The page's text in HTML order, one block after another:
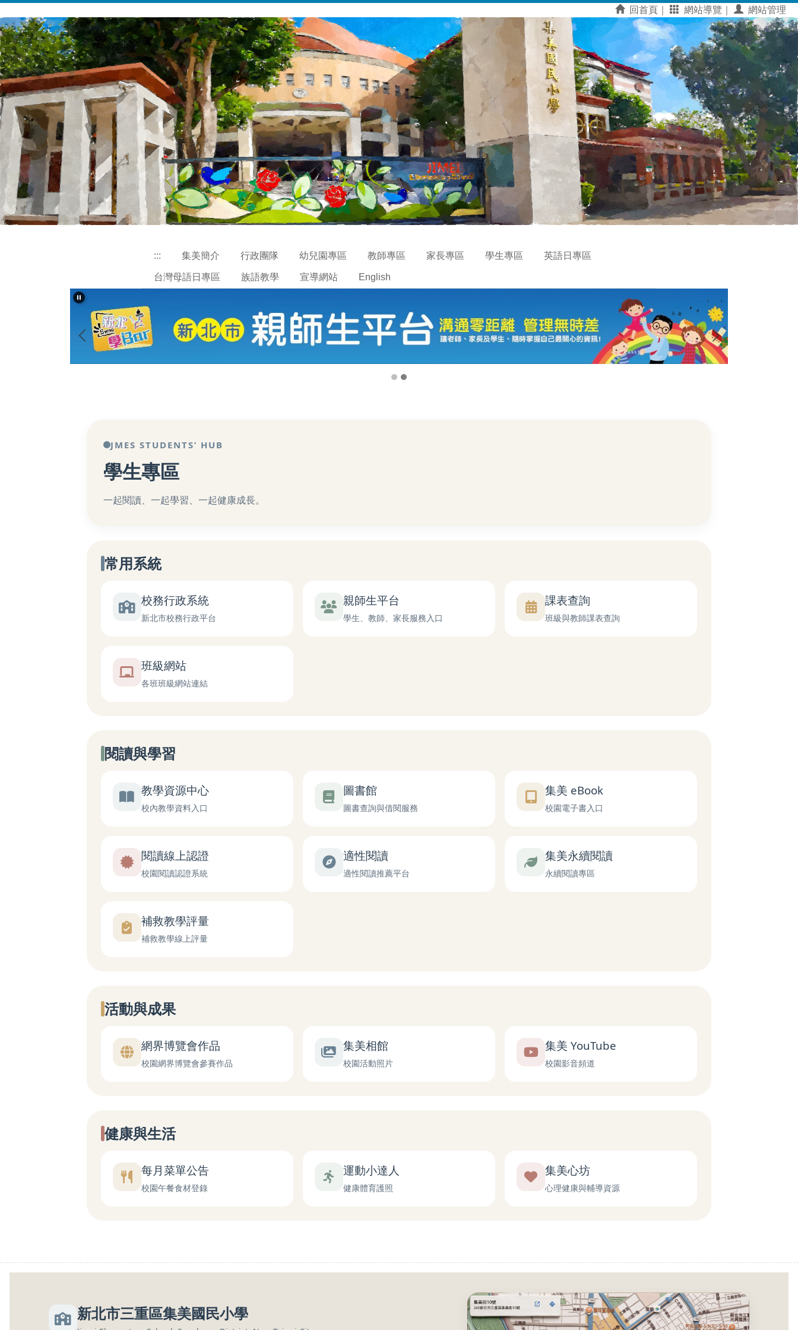
到
主
要
內
容
區
回首頁｜ 網站導覽｜ 網站管理
::: 集美簡介 行政團隊 幼兒園專區 教師專區 家長專區 學生專區 英語日專區
台灣母語日專區 族語教學 宣導網站 English
JMES STUDENTS’ HUB
學生專區
一起閱讀、一起學習、一起健康成長。
常用系統
校務行政系統
新北市校務行政平台
親師生平台
學生、教師、家長服務入口
課表查詢
班級與教師課表查詢
班級網站
各班班級網站連結
閱讀與學習
教學資源中心
校內教學資料入口
圖書館
圖書查詢與借閱服務
集美 eBook
校園電子書入口
閱讀線上認證
校園閱讀認證系統
適性閱讀
適性閱讀推薦平台
集美永續閱讀
永續閱讀專區
補救教學評量
補救教學線上評量
活動與成果
網界博覽會作品
校園網界博覽會參賽作品
集美相館
校園活動照片
集美 YouTube
校園影音頻道
健康與生活
每月菜單公告
校園午餐食材登錄
運動小達人
健康體育護照
集美心坊
心理健康與輔導資源
新北市三重區集美國民小學